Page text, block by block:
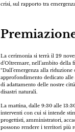
crisi, sul rapporto tra
La cerimonia si terrà il 29
d’Oltremare, nell’ambito della
“Dall’emergenza alla
approfondimento dedicato alle
di adattamento delle nostre
disastri naturali.
La mattina, dalle 9:30 alle
interventi con cui si intende
progettisti, amministratori,
possono rendere i territori più